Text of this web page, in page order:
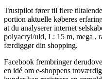
Trustpilot fører til flere
portion aktuelle køberes
at du analyserer internet
polyacryl/uld, L: 15 m, mega ,
færdiggør din shopping.
Facebook frembringer
en idé om e-shoppens